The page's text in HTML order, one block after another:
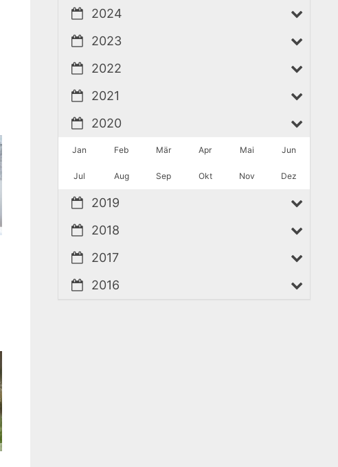
2024
2023
2022
2021
2020
Jan Feb Mär Apr Mai Jun
Jul Aug Sep Okt Nov Dez
2019
2018
2017
2016